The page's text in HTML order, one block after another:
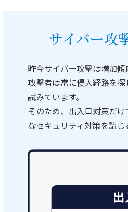
サイバー攻
昨今サイバー攻撃は増加
攻撃者は常に侵入経路を
試みています。
そのため、出入口対策だ
なセキュリティ対策を講じ